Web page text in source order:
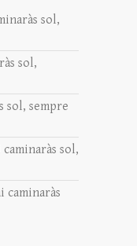
sol,
sol,
sol, sempre
caminaràs sol,
caminaràs